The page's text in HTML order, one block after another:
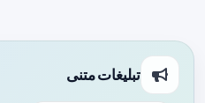
تبلیغات متنی